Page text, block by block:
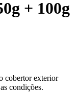
+ 100g
cobertor exterior
condições.